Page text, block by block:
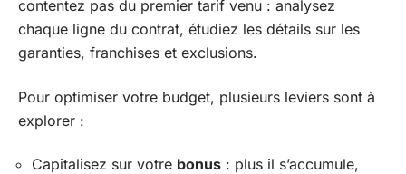
contentez pas du premier tarif venu : analysez
chaque ligne du contrat, étudiez les détails sur les
garanties, franchises et exclusions.
Pour optimiser votre budget, plusieurs leviers sont à
explorer :
Capitalisez sur votre bonus : plus il s’accumule,